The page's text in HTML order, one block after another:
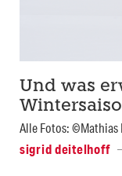
Und was
Alle Fotos: ©Mathias
sigrid deitelhoff